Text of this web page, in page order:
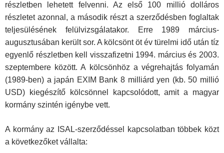
részletben lehetett felvenni. Az első 100 millió dolláros
részletet azonnal, a második részt a szerződésben foglaltak
teljesülésének felülvizsgálatakor. Erre 1989 március-
augusztusában került sor. A kölcsönt öt év türelmi idő után tíz
egyenlő részletben kell visszafizetni 1994. március és 2003.
szeptembere között. A kölcsönhöz a végrehajtás folyamán
(1989-ben) a japán EXIM Bank 8 milliárd yen (kb. 50 millió
USD) kiegészítő kölcsönnel kapcsolódott, amit a magyar
kormány szintén igénybe vett.
A kormány az ISAL-szerződéssel kapcsolatban többek közt
a következőket vállalta: